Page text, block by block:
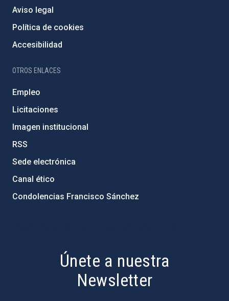
Aviso legal
Política de cookies
Accesibilidad
OTROS ENLACES
Empleo
Licitaciones
Imagen institucional
RSS
Sede electrónica
Canal ético
Condolencias Francisco Sánchez
Únete a nuestra
Newsletter